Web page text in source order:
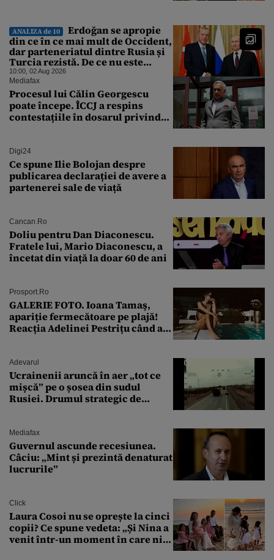
ANALIZA de 10
Erdoğan se apropie
din ce în ce mai mult de Occident,
dar parteneriatul dintre Rusia și
Turcia rezistă. De ce nu este
Moscova îngrijorată de
orientarea spre vest a Ankarei
10:00, 02 Aug 2026
Mediafax
Procesul lui Călin Georgescu
poate începe. ÎCCJ a respins
contestațiile în dosarul privind
Digi24
Ce spune Ilie Bolojan despre
publicarea declarației de avere a
partenerei sale de viață
Cancan.ro
Doliu pentru Dan Diaconescu.
Fratele lui, Mario Diaconescu, a
încetat din viață la doar 60 de ani
Prosport.ro
GALERIE FOTO. Ioana Tamaş,
apariție fermecătoare pe plajă!
Reacția Adelinei Pestrițu când a
Adevarul
Ucrainenii aruncă în aer „tot ce
mișcă” pe o șosea din sudul
Rusiei. Drumul strategic de
Mediafax
Guvernul ascunde recesiunea.
Câciu: „Mint și prezintă denaturat
lucrurile”
Click
Laura Cosoi nu se oprește la cinci
copii? Ce spune vedeta: „Și Nina a
venit într-un moment în care nici